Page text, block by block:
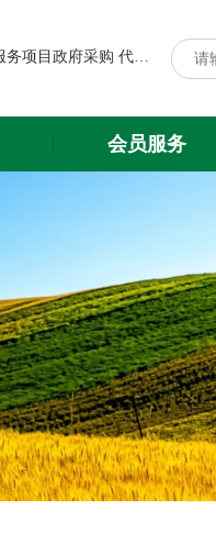
关于遴选第八届中国粮食交易大会 展台搭建与展会服务项目政府采购 代理机构的公告
会员服务